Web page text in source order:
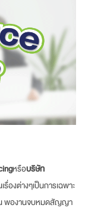
+
หรือบริษัท
องต่างๆเป็นการเฉพาะ
น พองานจบหมดสัญญา